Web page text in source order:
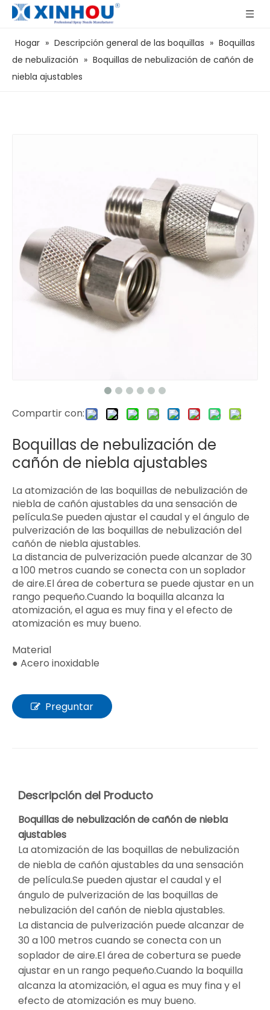
Hogar » Descripción general de las boquillas » Boquillas
de nebulización » Boquillas de nebulización de cañón de
niebla ajustables
Compartir con:
Boquillas de nebulización de
cañón de niebla ajustables
La atomización de las boquillas de nebulización de
niebla de cañón ajustables da una sensación de
película.Se pueden ajustar el caudal y el ángulo de
pulverización de las boquillas de nebulización del
cañón de niebla ajustables.
La distancia de pulverización puede alcanzar de 30
a 100 metros cuando se conecta con un soplador
de aire.El área de cobertura se puede ajustar en un
rango pequeño.Cuando la boquilla alcanza la
atomización, el agua es muy fina y el efecto de
atomización es muy bueno.
Material
● Acero inoxidable
Preguntar
Descripción del Producto
Boquillas de nebulización de cañón de niebla
ajustables
La atomización de las boquillas de nebulización
de niebla de cañón ajustables da una sensación
de película.Se pueden ajustar el caudal y el
ángulo de pulverización de las boquillas de
nebulización del cañón de niebla ajustables.
La distancia de pulverización puede alcanzar de
30 a 100 metros cuando se conecta con un
soplador de aire.El área de cobertura se puede
ajustar en un rango pequeño.Cuando la boquilla
alcanza la atomización, el agua es muy fina y el
efecto de atomización es muy bueno.